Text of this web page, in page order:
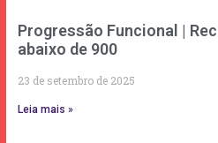
Progressão Funcional |
abaixo de 900
23 de setembro de 2025
Leia mais »